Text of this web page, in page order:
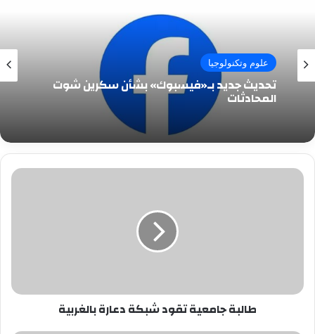
علوم وتكنولوجيا
تحديث جديد بـ«فيسبوك» بشأن سكرين شوت
المحادثات
طالبة
طالبة جامعية تقود شبكة دعارة بالغربية